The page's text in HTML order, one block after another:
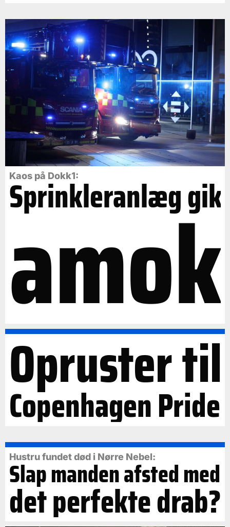
Kaos på Dokk1:
Sprinkleranlæg gik
amok
Opruster til
Copenhagen Pride
Hustru fundet død i Nørre Nebel:
Slap manden afsted med
det perfekte drab?